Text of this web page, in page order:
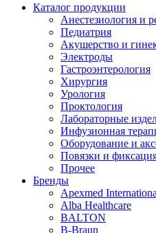
Каталог продукции
Анестезиология и
Педиатрия
Акушерство и
Электроды
Гастроэнтерология
Хирургия
Урология
Проктология
Лабораторные
Инфузионная
Оборудование и
Повязки и
Прочее
Бренды
Apexmed
Alba Healthcare
BALTON
B-Braun